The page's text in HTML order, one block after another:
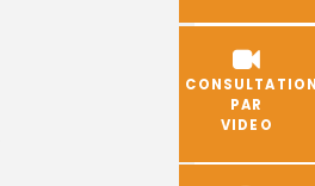
PAR
VIDEO